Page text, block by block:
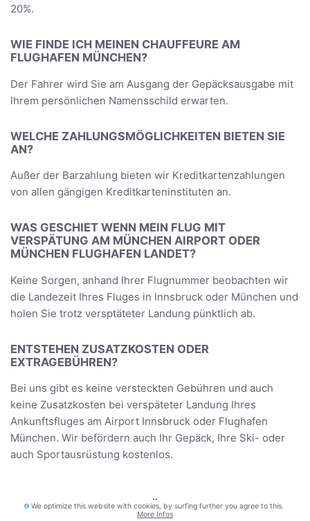
20%.
WIE FINDE ICH MEINEN CHAUFFEURE AM
FLUGHAFEN MÜNCHEN?
Der Fahrer wird Sie am Ausgang der Gepäcksausgabe mit
Ihrem persönlichen Namensschild erwarten.
WELCHE ZAHLUNGSMÖGLICHKEITEN BIETEN SIE
AN?
Außer der Barzahlung bieten wir Kreditkartenzahlungen
von allen gängigen Kreditkarteninstituten an.
WAS GESCHIET WENN MEIN FLUG MIT
VERSPÄTUNG AM MÜNCHEN AIRPORT ODER
MÜNCHEN FLUGHAFEN LANDET?
Keine Sorgen, anhand Ihrer Flugnummer beobachten wir
die Landezeit Ihres Fluges in Innsbruck oder München und
holen Sie trotz versptäteter Landung pünktlich ab.
ENTSTEHEN ZUSATZKOSTEN ODER
EXTRAGEBÜHREN?
Bei uns gibt es keine versteckten Gebühren und auch
keine Zusatzkosten bei verspäteter Landung Ihres
Ankunftsfluges am Airport Innsbruck oder Flughafen
München. Wir befördern auch Ihr Gepäck, Ihre Ski- oder
auch Sportausrüstung kostenlos.
ICH HABE BESONDERE WÜNSCHE, WAS MUSS ICH
We optimize this website with cookies, by surfing further you agree to this.
More Infos